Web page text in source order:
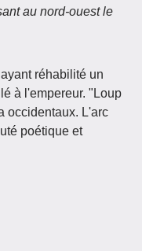
au nord-ouest le
réhabilité un
à l'empereur. "Loup
occidentaux. L'arc
poétique et